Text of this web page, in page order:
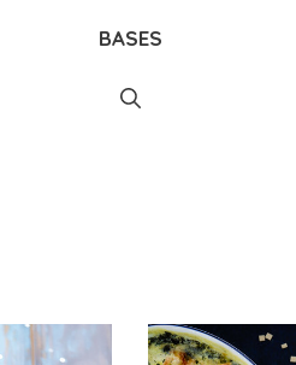
BASES